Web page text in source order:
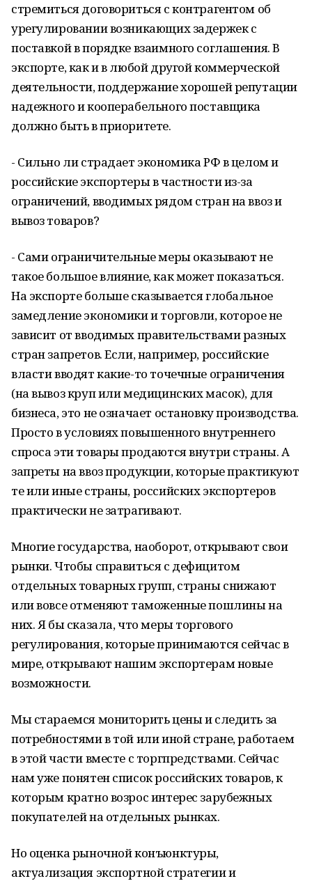
стремиться договориться с контрагентом об
урегулировании возникающих задержек с
поставкой в порядке взаимного соглашения. В
экспорте, как и в любой другой коммерческой
деятельности, поддержание хорошей репутации
надежного и кооперабельного поставщика
должно быть в приоритете.
- Сильно ли страдает экономика РФ в целом и
российские экспортеры в частности из-за
ограничений, вводимых рядом стран на ввоз и
вывоз товаров?
- Сами ограничительные меры оказывают не
такое большое влияние, как может показаться.
На экспорте больше сказывается глобальное
замедление экономики и торговли, которое не
зависит от вводимых правительствами разных
стран запретов. Если, например, российские
власти вводят какие-то точечные ограничения
(на вывоз круп или медицинских масок), для
бизнеса, это не означает остановку производства.
Просто в условиях повышенного внутреннего
спроса эти товары продаются внутри страны. А
запреты на ввоз продукции, которые практикуют
те или иные страны, российских экспортеров
практически не затрагивают.
Многие государства, наоборот, открывают свои
рынки. Чтобы справиться с дефицитом
отдельных товарных групп, страны снижают
или вовсе отменяют таможенные пошлины на
них. Я бы сказала, что меры торгового
регулирования, которые принимаются сейчас в
мире, открывают нашим экспортерам новые
возможности.
Мы стараемся мониторить цены и следить за
потребностями в той или иной стране, работаем
в этой части вместе с торгпредствами. Сейчас
нам уже понятен список российских товаров, к
которым кратно возрос интерес зарубежных
покупателей на отдельных рынках.
Но оценка рыночной конъюнктуры,
актуализация экспортной стратегии и